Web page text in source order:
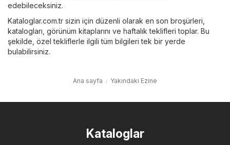
edebileceksiniz.
Kataloglar.com.tr sizin için düzenli olarak en son broşürleri,
katalogları, görünüm kitaplarını ve haftalık teklifleri toplar. Bu
şekilde, özel tekliflerle ilgili tüm bilgileri tek bir yerde
bulabilirsiniz.
Ana sayfa Yakındaki Ezine
Kataloglar